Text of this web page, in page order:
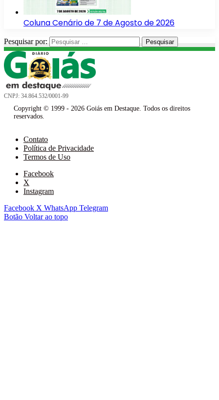
Coluna Cenário de 7 de Agosto de 2026
Pesquisar por:
CNPJ: 34.864.532/0001-99
Copyright © 1999 - 2026 Goiás em Destaque. Todos os direitos
reservados.
Contato
Política de Privacidade
Termos de Uso
Facebook
X
Instagram
Facebook X WhatsApp Telegram
Botão Voltar ao topo